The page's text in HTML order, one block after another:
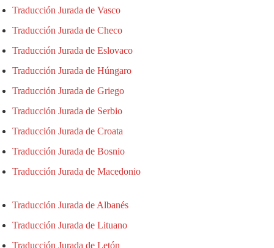
Traducción Jurada de Vasco
Traducción Jurada de Checo
Traducción Jurada de Eslovaco
Traducción Jurada de Húngaro
Traducción Jurada de Griego
Traducción Jurada de Serbio
Traducción Jurada de Croata
Traducción Jurada de Bosnio
Traducción Jurada de Macedonio
Traducción Jurada de Albanés
Traducción Jurada de Lituano
Traducción Jurada de Letón